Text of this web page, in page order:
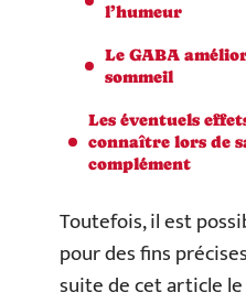
l’humeur
Le GABA
sommeil
Les éventuels
connaître lors de
complément
Toutefois, il est
pour des fins
suite de cet article